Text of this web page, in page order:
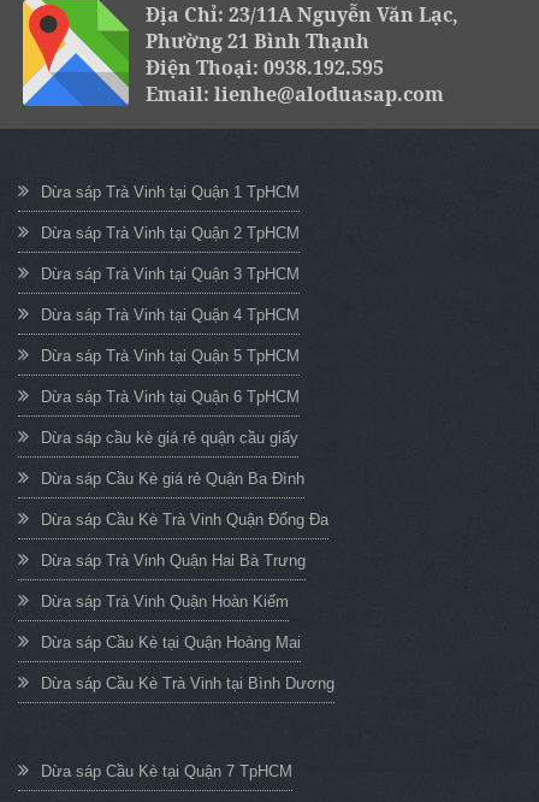
Địa Chỉ: 23/11A Nguyễn Văn Lạc,
Phường 21 Bình Thạnh
Điện Thoại: 0938.192.595
Email: lienhe@aloduasap.com
Dừa sáp Trà Vinh tại Quận 1 TpHCM
Dừa sáp Trà Vinh tại Quận 2 TpHCM
Dừa sáp Trà Vinh tại Quận 3 TpHCM
Dừa sáp Trà Vinh tại Quận 4 TpHCM
Dừa sáp Trà Vinh tại Quận 5 TpHCM
Dừa sáp Trà Vinh tại Quận 6 TpHCM
Dừa sáp cầu kè giá rẻ quận cầu giấy
Dừa sáp Cầu Kè giá rẻ Quận Ba Đình
Dừa sáp Cầu Kè Trà Vinh Quận Đống Đa
Dừa sáp Trà Vinh Quận Hai Bà Trưng
Dừa sáp Trà Vinh Quận Hoàn Kiếm
Dừa sáp Cầu Kè tại Quận Hoàng Mai
Dừa sáp Cầu Kè Trà Vinh tại Bình Dương
Dừa sáp Cầu Kè tại Quận 7 TpHCM